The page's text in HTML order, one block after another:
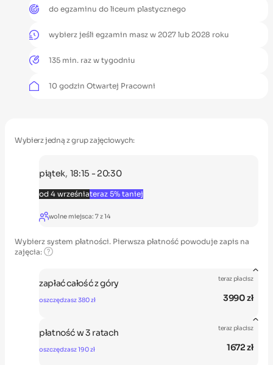
do egzaminu do liceum plastycznego
wybierz jeśli egzamin masz w 2027 lub 2028 roku
135 min. raz w tygodniu
10 godzin Otwartej Pracowni
Wybierz jedną z grup zajęciowych:
piątek, 18:15 - 20:30
od 4 wrześniateraz 5% taniej
wolne miejsca: 7z14
Wybierz system płatności. Pierwsza płatność powoduje zapis na
zajęcia:
zapłać całość z góry
oszczędzasz 380 zł
teraz płacisz
3990 zł
płatność w 3 ratach
oszczędzasz 190 zł
teraz płacisz
1672 zł